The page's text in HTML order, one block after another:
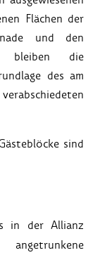
Flächen der
und den
bleiben die
des am
sind
in der Allianz